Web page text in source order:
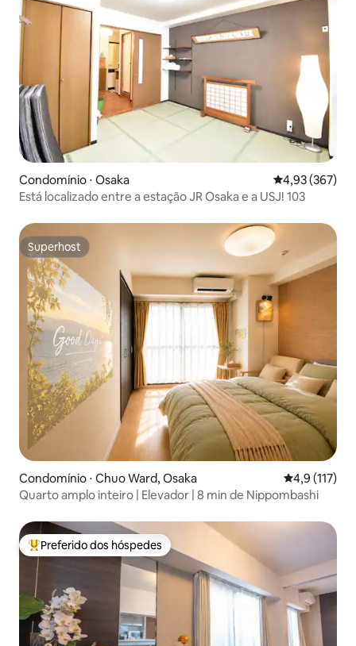
Condomínio ⋅ Osaka 4,93 de uma
4,93 (367)
Está localizado entre a estação JR Osaka e a USJ! 103
Superhost
Superhost
Condomínio ⋅ Chuo Ward, Osaka 4,9 de uma
4,9 (117)
Quarto amplo inteiro | Elevador | 8 min de Nippombashi
Entre os melhores preferidos dos hóspedes
Preferido dos hóspedes